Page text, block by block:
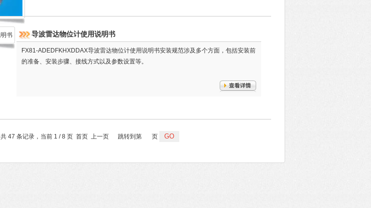
导波雷达物位计使用说明书
FX81-ADEDFKHXDDAX导波雷达物位计使用说明书安装规范涉及多个方面，包括安装前
的准备、安装步骤、接线方式以及参数设置等。
共 47 条记录，当前 1 / 8 页 首页 上一页 跳转到第 页